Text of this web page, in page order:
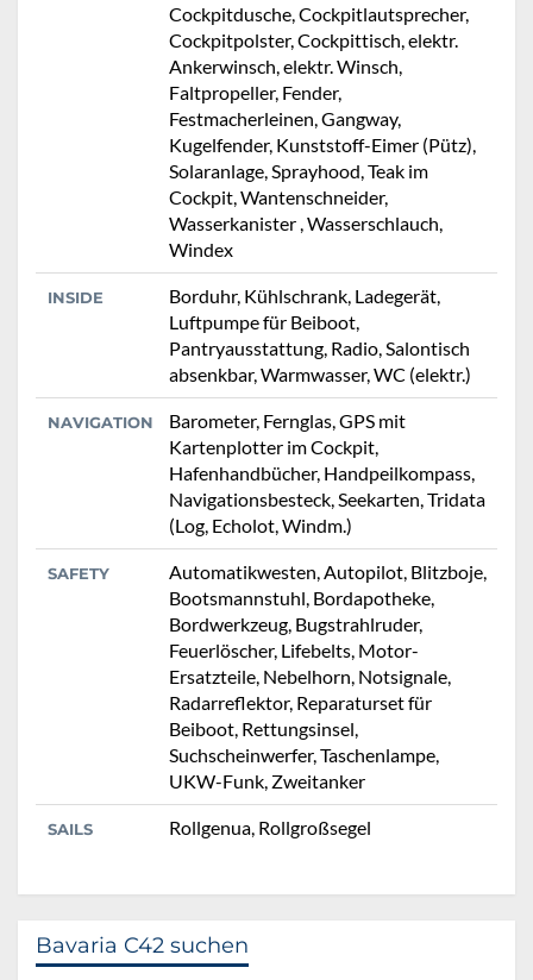
Cockpitdusche, Cockpitlautsprecher,
Cockpitpolster, Cockpittisch, elektr.
Ankerwinsch, elektr. Winsch,
Faltpropeller, Fender,
Festmacherleinen, Gangway,
Kugelfender, Kunststoff-Eimer (Pütz),
Solaranlage, Sprayhood, Teak im
Cockpit, Wantenschneider,
Wasserkanister , Wasserschlauch,
Windex
INSIDE
Borduhr, Kühlschrank, Ladegerät,
Luftpumpe für Beiboot,
Pantryausstattung, Radio, Salontisch
absenkbar, Warmwasser, WC (elektr.)
NAVIGATION
Barometer, Fernglas, GPS mit
Kartenplotter im Cockpit,
Hafenhandbücher, Handpeilkompass,
Navigationsbesteck, Seekarten, Tridata
(Log, Echolot, Windm.)
SAFETY
Automatikwesten, Autopilot, Blitzboje,
Bootsmannstuhl, Bordapotheke,
Bordwerkzeug, Bugstrahlruder,
Feuerlöscher, Lifebelts, Motor-
Ersatzteile, Nebelhorn, Notsignale,
Radarreflektor, Reparaturset für
Beiboot, Rettungsinsel,
Suchscheinwerfer, Taschenlampe,
UKW-Funk, Zweitanker
SAILS Rollgenua, Rollgroßsegel
Bavaria C42 suchen